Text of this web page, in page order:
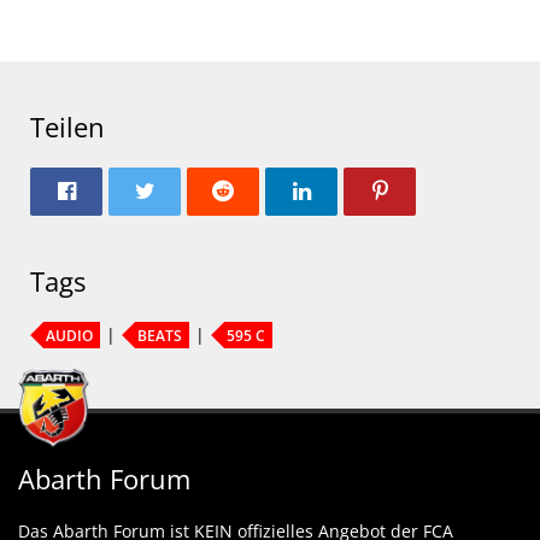
Teilen
Tags
AUDIO BEATS 595 C
Abarth Forum
Das Abarth Forum ist KEIN offizielles Angebot der FCA